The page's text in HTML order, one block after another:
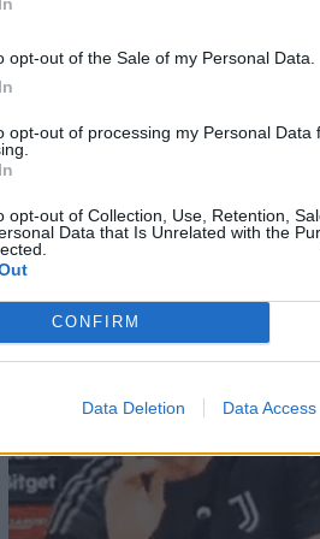
opt-out of the Sale of my Personal Data.
opt-out of processing my Personal Data
opt-out of Collection, Use, Retention,
Data that Is Unrelated with the
CONFIRM
Data Deletion Data Access
7 Luglio 2025 alle ore 19:39·Ti stimo·Rispondi
😁😜😂😂
Aragorn:caciocavallo 😜😜😂